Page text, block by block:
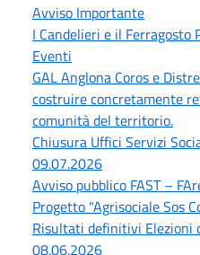
Avviso Importante
I Candelieri e il Ferragosto
Eventi
GAL Anglona Coros e
costruire concretamente
comunità del territorio.
Chiusura Uffici Servizi
09.07.2026
Avviso pubblico FAST –
Progetto "Agrisociale Sos
Risultati definitivi Elezioni
08.06.2026